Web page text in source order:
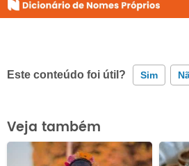
Este conteúdo foi útil? Sim
Este conteúdo contém informação
Este conteúdo não tem a
Veja também